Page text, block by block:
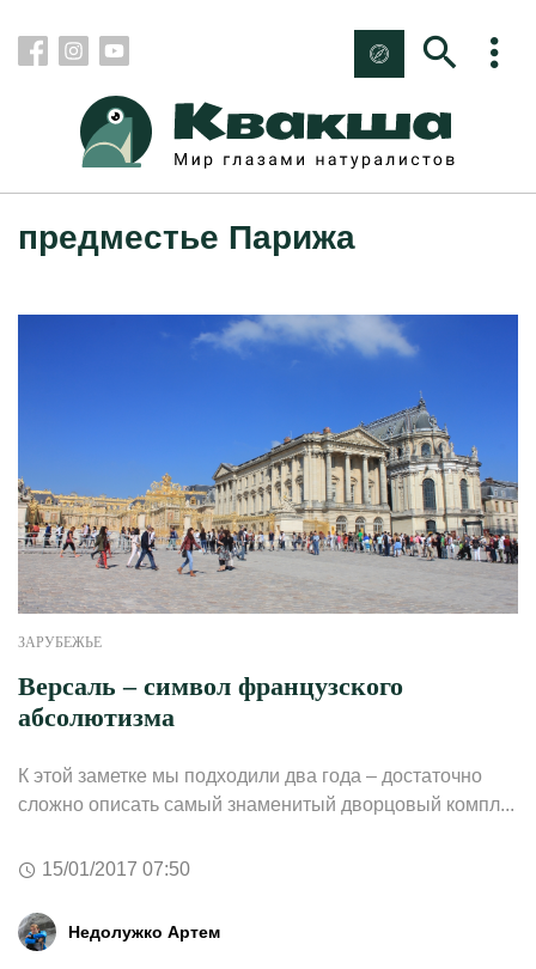
предместье Парижа
ЗАРУБЕЖЬЕ
Версаль – символ французского
абсолютизма
К этой заметке мы подходили два года – достаточно
сложно описать самый знаменитый дворцовый компл...
15/01/2017 07:50
Недолужко Артем